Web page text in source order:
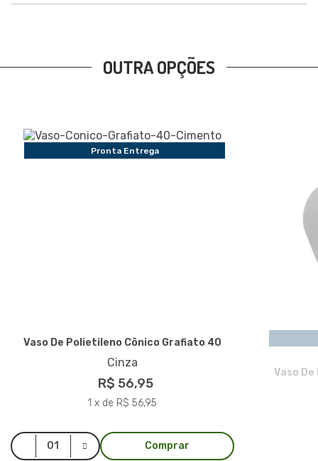
OUTRA OPÇÕES
Pronta Entrega
Vaso De Polietileno Cônico Grafiato 40
Cinza
R$ 56,95
1 x de R$ 56,95
Comprar
Vaso